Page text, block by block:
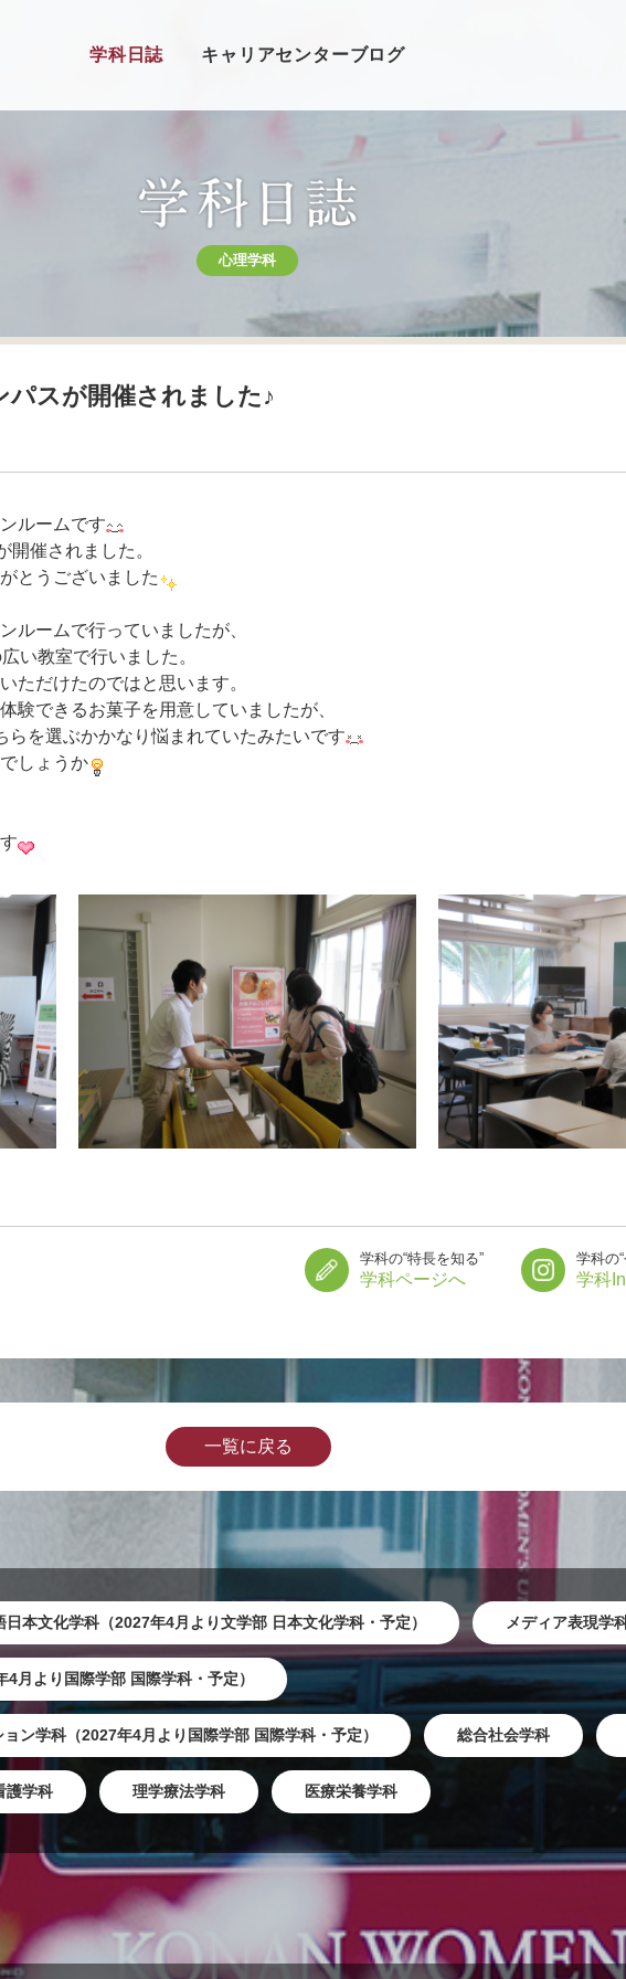
学科日誌 キャリアセンターブログ
心理学科
パスが開催されました♪
ルームです
催されました。
とうございました
ルームで行っていましたが、
い教室で行いました。
ただけたのではと思います。
験できるお菓子を用意していましたが、
を選ぶかかなり悩まれていたみたいです
しょうか
学科の“特長を知る”
学科ページへ
学科の
学科
一覧に戻る
日本文化学科（2027年4月より文学部 日本文化学科・予定） メディア表現学
月より国際学部 国際学科・予定）
ン学科（2027年4月より国際学部 国際学科・予定） 総合社会学科
護学科 理学療法学科 医療栄養学科